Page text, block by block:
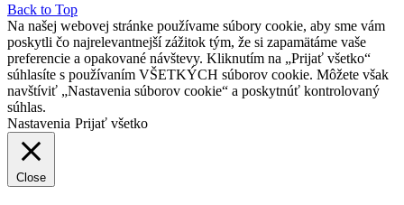
Back to Top
Na našej webovej stránke používame súbory cookie, aby sme vám
poskytli čo najrelevantnejší zážitok tým, že si zapamätáme vaše
preferencie a opakované návštevy. Kliknutím na „Prijať všetko“
súhlasíte s používaním VŠETKÝCH súborov cookie. Môžete však
navštíviť „Nastavenia súborov cookie“ a poskytnúť kontrolovaný
súhlas.
Nastavenia Prijať všetko
Close